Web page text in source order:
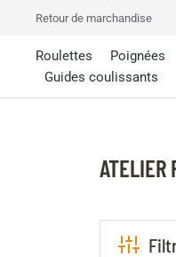
Retour de marchandise
Roulettes Poignées
Guides coulissants
ATELIER